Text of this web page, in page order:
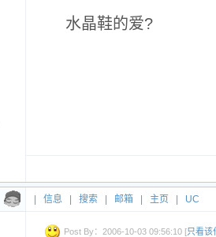
水晶鞋的爱?
信息 搜索 邮箱 主页 UC
Post By：2006-10-03 09:56:10 [只看该